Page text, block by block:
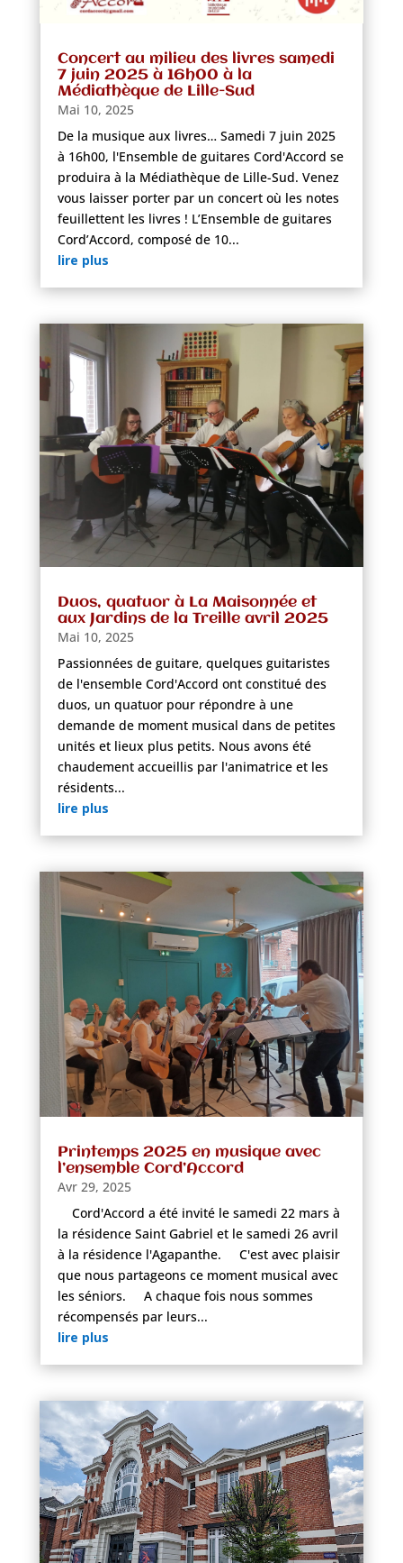
Concert au milieu des livres samedi
7 juin 2025 à 16h00 à la
Médiathèque de Lille-Sud
Mai 10, 2025
De la musique aux livres… Samedi 7 juin 2025
à 16h00, l'Ensemble de guitares Cord'Accord se
produira à la Médiathèque de Lille-Sud. Venez
vous laisser porter par un concert où les notes
feuillettent les livres ! L’Ensemble de guitares
Cord’Accord, composé de 10...
lire plus
Duos, quatuor à La Maisonnée et
aux Jardins de la Treille avril 2025
Mai 10, 2025
Passionnées de guitare, quelques guitaristes
de l'ensemble Cord'Accord ont constitué des
duos, un quatuor pour répondre à une
demande de moment musical dans de petites
unités et lieux plus petits. Nous avons été
chaudement accueillis par l'animatrice et les
résidents...
lire plus
Printemps 2025 en musique avec
l’ensemble Cord’Accord
Avr 29, 2025
Cord'Accord a été invité le samedi 22 mars à
la résidence Saint Gabriel et le samedi 26 avril
à la résidence l'Agapanthe. C'est avec plaisir
que nous partageons ce moment musical avec
les séniors. A chaque fois nous sommes
récompensés par leurs...
lire plus